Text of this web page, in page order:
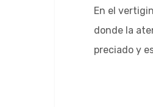
Pulsa Enter para
En el
donde la
preciado y